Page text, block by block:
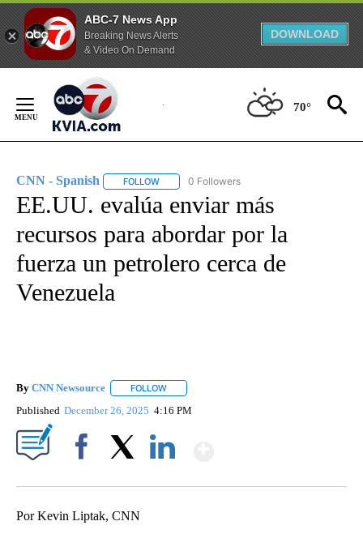
ABC-7 News App
Breaking News Alerts
& Video On Demand
DOWNLOAD
Content
70°
CNN - Spanish FOLLOW FOLLOW "CNN - SPANISH" TO RECEIVE
0 Followers
EE.UU. evalúa enviar más
recursos para abordar por la
fuerza un petrolero cerca de
Venezuela
By CNN Newsource FOLLOW
Published December 26, 2025 4:16 PM
Por Kevin Liptak, CNN